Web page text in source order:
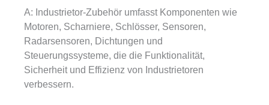
A: Industrietor-Zubehör umfasst Komponenten wie
Motoren, Scharniere, Schlösser, Sensoren,
Radarsensoren, Dichtungen und
Steuerungssysteme, die die Funktionalität,
Sicherheit und Effizienz von Industrietoren
verbessern.